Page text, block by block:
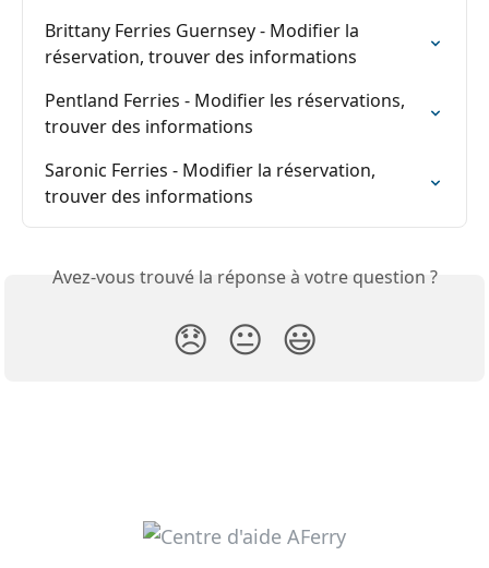
Brittany Ferries Guernsey - Modifier la
réservation, trouver des informations
Pentland Ferries - Modifier les réservations,
trouver des informations
Saronic Ferries - Modifier la réservation,
trouver des informations
Avez-vous trouvé la réponse à votre question ?
😞 😐 😃